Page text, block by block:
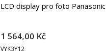
LCD display pro foto Panasonic
1 564,00 Kč
VYK3Y12